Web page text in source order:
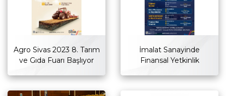
Agro Sivas 2023 8. Tarım
ve Gıda Fuarı Başlıyor
İmalat Sanayinde
Finansal Yetkinlik